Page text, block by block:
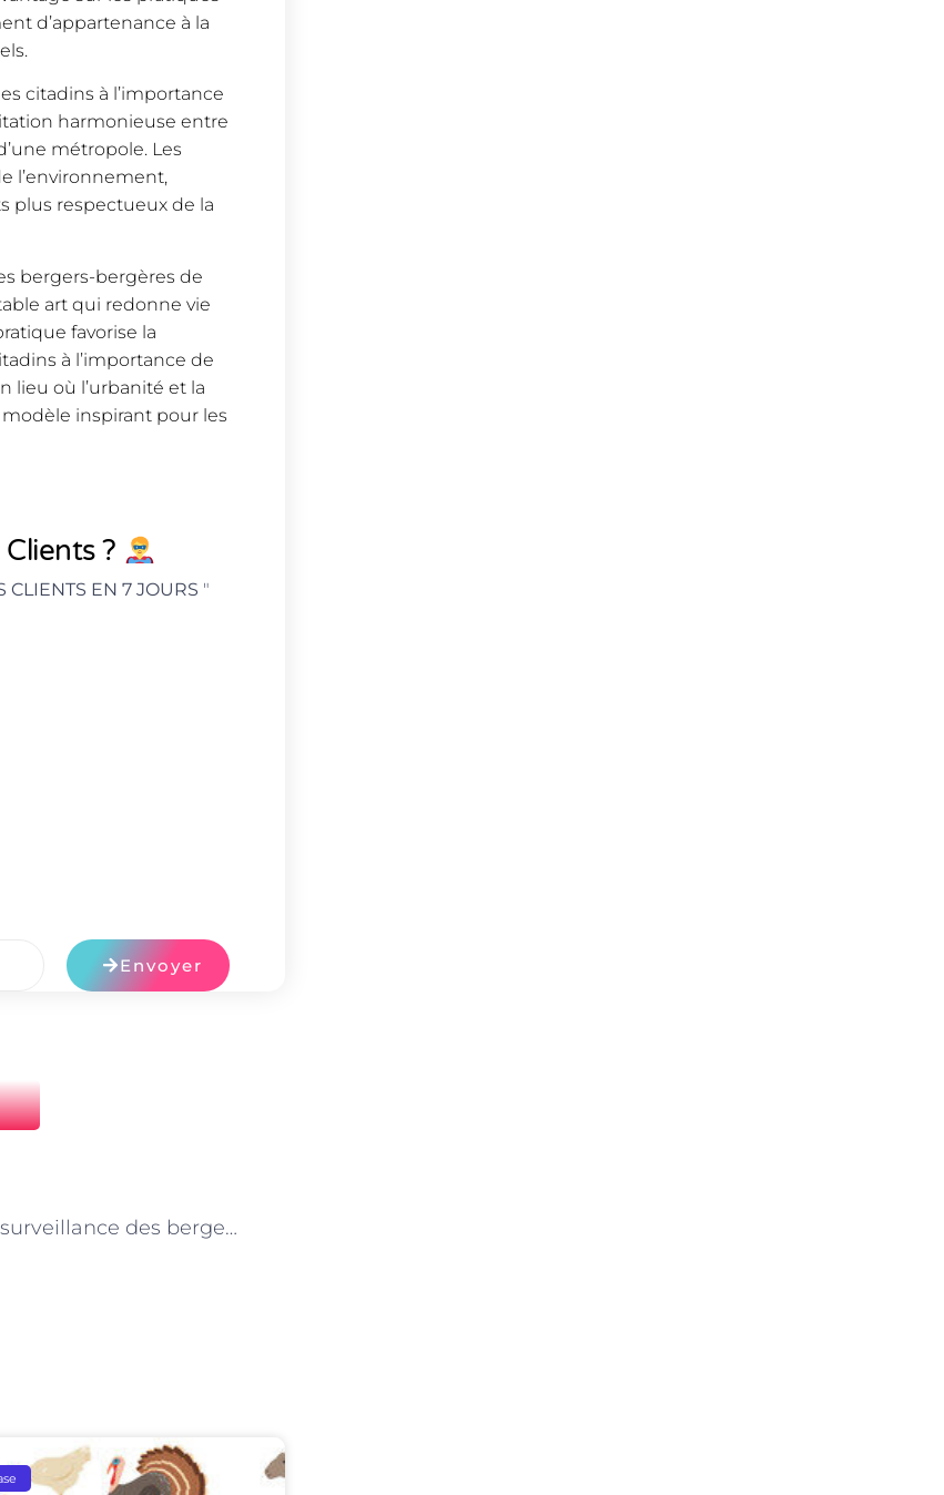
d’appartenance à la
citadins à l’importance
harmonieuse entre
métropole. Les
l’environnement,
plus respectueux de la
bergers-bergères de
art qui redonne vie
favorise la
à l’importance de
lieu où l’urbanité et la
inspirant pour les
?
CLIENTS EN 7 JOURS "
Envoyer
Paris sous la surveillance des bergers-bergères : Un regard différent sur la ville